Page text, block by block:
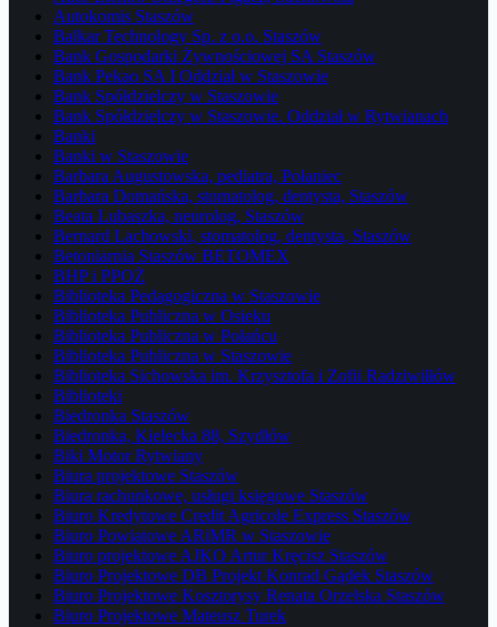
Autokomis Staszów
Balkar Technology Sp. z o.o. Staszów
Bank Gospodarki Żywnościowej SA Staszów
Bank Pekao SA I Oddział w Staszowie
Bank Spółdzielczy w Staszowie
Bank Spółdzielczy w Staszowie. Oddział w Rytwianach
Banki
Banki w Staszowie
Barbara Augustowska, pediatra, Połaniec
Barbara Domańska, stomatolog, dentysta, Staszów
Beata Lubaszka, neurolog, Staszów
Bernard Lachowski, stomatolog, dentysta, Staszów
Betoniarnia Staszów BETOMEX
BHP i PPOŻ
Biblioteka Pedagogiczna w Staszowie
Biblioteka Publiczna w Osieku
Biblioteka Publiczna w Połańcu
Biblioteka Publiczna w Staszowie
Biblioteka Sichowska im. Krzysztofa i Zofii Radziwiłłów
Biblioteki
Biedronka Staszów
Biedronka, Kielecka 88, Szydłów
Biki Motor Rytwiany
Biura projektowe Staszów
Biura rachunkowe, usługi księgowe Staszów
Biuro Kredytowe Credit Agricole Express Staszów
Biuro Powiatowe ARiMR w Staszowie
Biuro projektowe AJKO Artur Kręcisz Staszów
Biuro Projektowe DB Projekt Konrad Gądek Staszów
Biuro Projektowe Kosztorysy Renata Orzelska Staszów
Biuro Projektowe Mateusz Turek